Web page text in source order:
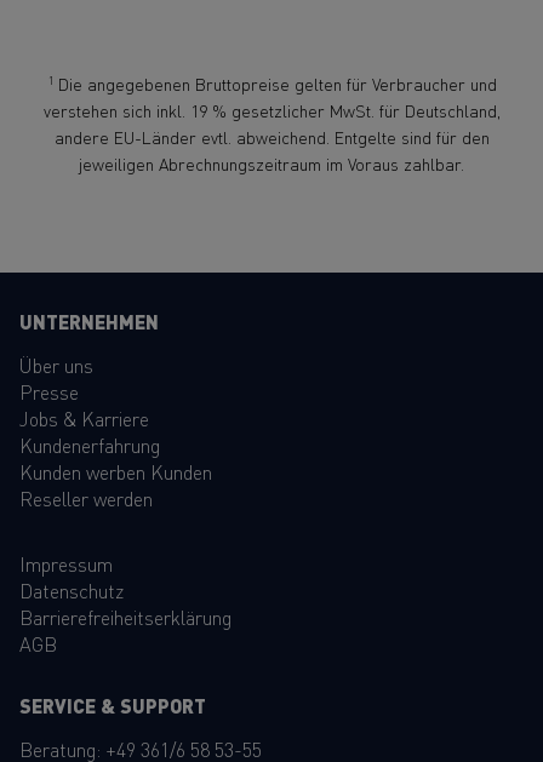
1 Die angegebenen Bruttopreise gelten für Verbraucher und
verstehen sich inkl. 19 % gesetzlicher MwSt. für Deutschland,
andere EU-Länder evtl. abweichend. Entgelte sind für den
jeweiligen Abrechnungszeitraum im Voraus zahlbar.
UNTERNEHMEN
Über uns
Presse
Jobs & Karriere
Kundenerfahrung
Kunden werben Kunden
Reseller werden
Impressum
Datenschutz
Barrierefreiheitserklärung
AGB
SERVICE & SUPPORT
Beratung: +49 361/6 58 53-55